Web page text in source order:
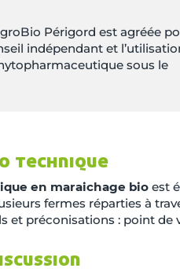
Périgord est agréée
indépendant et
sous le
technique
en maraichage bio est
fermes réparties à
et préconisations : point